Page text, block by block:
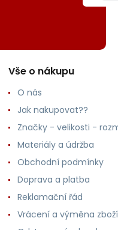
Vše o nákupu
O nás
Jak nakupovat??
Značky - velikosti -
Materiály a údržba
Obchodní podmínky
Doprava a platba
Reklamační řád
Vrácení a výměna zboží